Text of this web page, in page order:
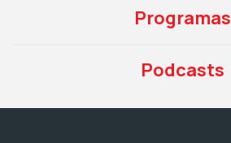
Programas
Podcasts